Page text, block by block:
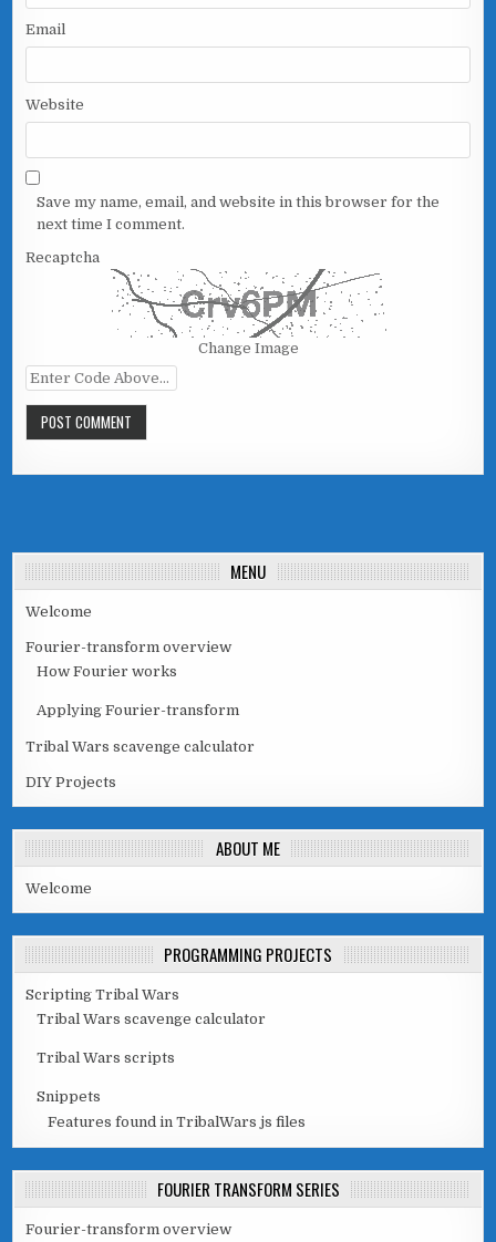
Email
Website
Save my name, email, and website in this browser for the
next time I comment.
Recaptcha
Change Image
MENU
Welcome
Fourier-transform overview
How Fourier works
Applying Fourier-transform
Tribal Wars scavenge calculator
DIY Projects
ABOUT ME
Welcome
PROGRAMMING PROJECTS
Scripting Tribal Wars
Tribal Wars scavenge calculator
Tribal Wars scripts
Snippets
Features found in TribalWars js files
FOURIER TRANSFORM SERIES
Fourier-transform overview